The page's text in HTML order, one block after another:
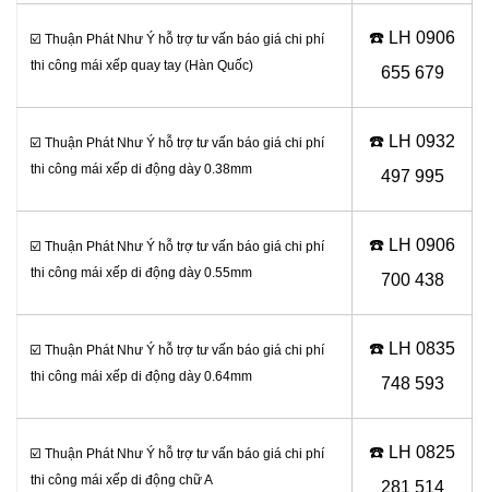
☑️ Thuận Phát Như Ý hỗ trợ tư vấn báo giá chi phí
thi công mái xếp quay tay (Hàn Quốc)
☎️ LH 0906
655 679
☑️ Thuận Phát Như Ý hỗ trợ tư vấn báo giá chi phí
thi công mái xếp di động dày 0.38mm
☎️ LH 0932
497 995
☑️ Thuận Phát Như Ý hỗ trợ tư vấn báo giá chi phí
thi công mái xếp di động dày 0.55mm
☎️ LH 0906
700 438
☑️ Thuận Phát Như Ý hỗ trợ tư vấn báo giá chi phí
thi công mái xếp di động dày 0.64mm
☎️ LH 0835
748 593
☑️ Thuận Phát Như Ý hỗ trợ tư vấn báo giá chi phí
thi công mái xếp di động chữ A
☎️ LH 0825
281 514